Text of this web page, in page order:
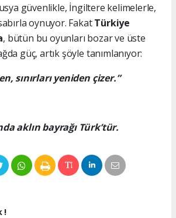
güvenlikle, İngiltere kelimelerle,
oynuyor. FakatTürkiye
, bütün bu oyunları bozar ve üste
güç, artık şöyle tanımlanıyor:
sınırları yeniden çizer.”
aklın bayrağı Türk’tür.
!